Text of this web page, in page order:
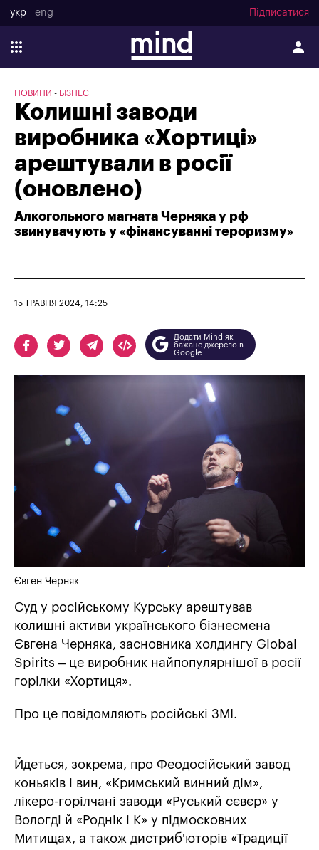
укр eng Підписатися
НОВИНИ БІЗНЕС
Колишні заводи
виробника «Хортиці»
арештували в росії
(оновлено)
Алкогольного магната Черняка у рф
звинувачують у «фінансуванні тероризму»
15 ТРАВНЯ 2024, 14:25
Додати Mind як
бажане джерело в
Google
Євген Черняк
Суд у російському Курську арештував
колишні активи українського бізнесмена
Євгена Черняка, засновника холдингу Global
Spirits – це виробник найпопулярнішої в росії
горілки «Хортиця».
Про це повідомляють російські ЗМІ.
Йдеться, зокрема, про Феодосійський завод
коньяків і вин, «Кримський винний дім»,
лікеро-горілчані заводи «Руський сєвєр» у
Вологді й «Роднік і К» у підмосковних
Митищах, а також дистриб'юторів «Традиції